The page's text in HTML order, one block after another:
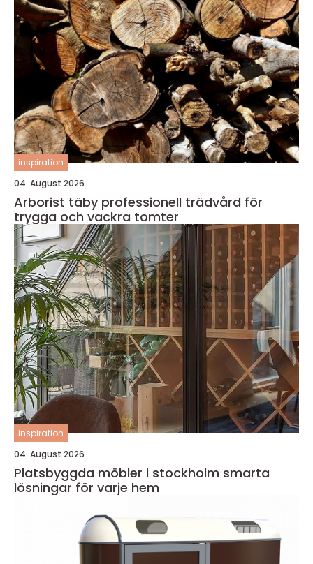
inspiration
04. August 2026
Arborist täby professionell trädvård för
trygga och vackra tomter
inspiration
04. August 2026
Platsbyggda möbler i stockholm smarta
lösningar för varje hem